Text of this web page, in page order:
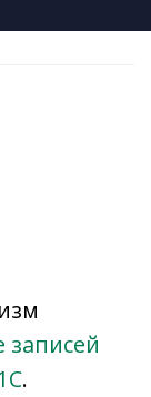
записей
.